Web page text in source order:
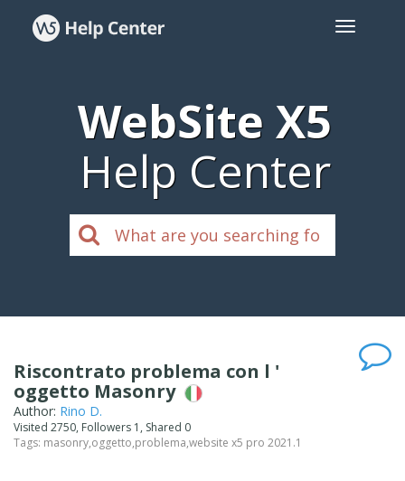
WebSite X5
Help Center
Riscontrato problema con l '
oggetto Masonry
Author: Rino D.
Visited 2750, Followers 1, Shared 0
Tags: masonry,oggetto,problema,website x5 pro 2021.1